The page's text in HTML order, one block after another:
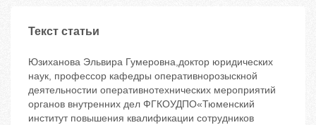
Текст статьи
Юзиханова Эльвира Гумеровна,доктор юридических
наук, профессор кафедры оперативнорозыскной
деятельностии оперативнотехнических мероприятий
органов внутренних дел ФГКОУДПО«Тюменский
институт повышения квалификации сотрудников